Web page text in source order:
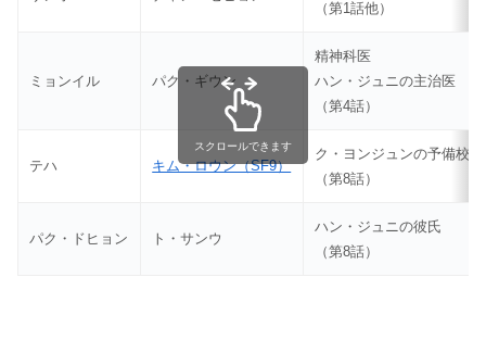
（第1話他）
ミョンイル パク・ギウン
精神科医
ハン・ジュニの主治医
（第4話）
テハ キム・ロウン（SF9）
ク・ヨンジュンの予備校
（第8話）
パク・ドヒョン ト・サンウ
ハン・ジュニの彼氏
（第8話）
スクロールできます